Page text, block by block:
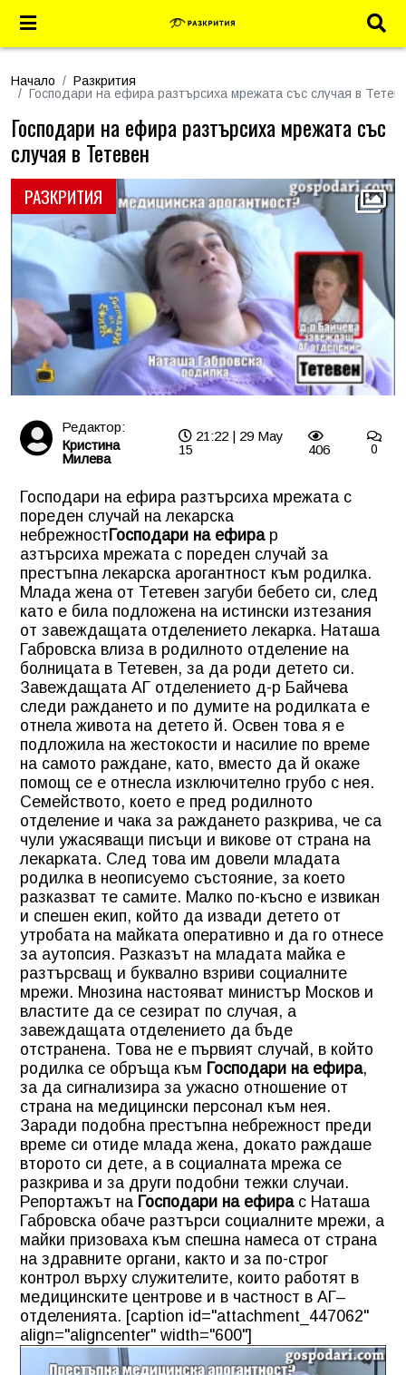
Начало
Разкрития
Господари на ефира разтърсиха мрежата със случая в
РАЗКРИТИЯ
Господари на ефира разтърсиха мрежата със
случая в Тетевен
Редактор:
Кристина
Милева
21:22 | 29 May
15
406 0
Господари на ефира разтърсиха мрежата с
пореден случай на лекарска
небрежностГосподари на ефирар
азтърсиха мрежата с пореден случай за
престъпна лекарска арогантност към родилка.
Млада жена от Тетевен загуби бебето си, след
като е била подложена на истински изтезания
от завеждащата отделението лекарка. Наташа
Габровска влиза в родилното отделение на
болницата в Тетевен, за да роди детето си.
Завеждащата АГ отделението д-р Байчева
следи раждането и по думите на родилката е
отнела живота на детето й. Освен това я е
подложила на жестокости и насилие по време
на самото раждане, като, вместо да й окаже
помощ се е отнесла изключително грубо с нея.
Семейството, което е пред родилното
отделение и чака за раждането разкрива, че са
чули ужасяващи писъци и викове от страна на
лекарката. След това им довели младата
родилка в неописуемо състояние, за което
разказват те самите. Малко по-късно е извикан
и спешен екип, който да извади детето от
утробата на майката оперативно и да го отнесе
за аутопсия. Разказът на младата майка е
разтърсващ и буквално взриви социалните
мрежи. Мнозина настояват министър Москов и
властите да се сезират по случая, а
завеждащата отделението да бъде
отстранена. Това не е първият случай, в който
родилка се обръща към Господари на ефира,
за да сигнализира за ужасно отношение от
страна на медицински персонал към нея.
Заради подобна престъпна небрежност преди
време си отиде млада жена, докато раждаше
второто си дете, а в социалната мрежа се
разкрива и за други подобни тежки случаи.
Репортажът на Господари на ефирас Наташа
Габровска обаче разтърси социалните мрежи, а
майки призоваха към спешна намеса от страна
на здравните органи, както и за по-строг
контрол върху служителите, които работят в
медицинските центрове и в частност в АГ–
отделенията. [caption id="attachment_447062"
align="aligncenter" width="600"]